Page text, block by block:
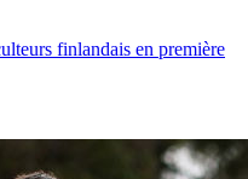
finlandais en première